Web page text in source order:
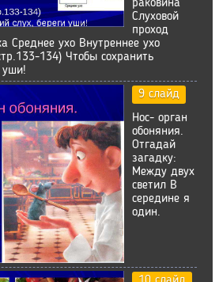
раковина
Слуховой
проход
Среднее ухо Внутреннее ухо
134) Чтобы сохранить
уши!
9 слайд
Нос- орган
обоняния.
Отгадай
загадку:
Между двух
светил В
середине я
один.